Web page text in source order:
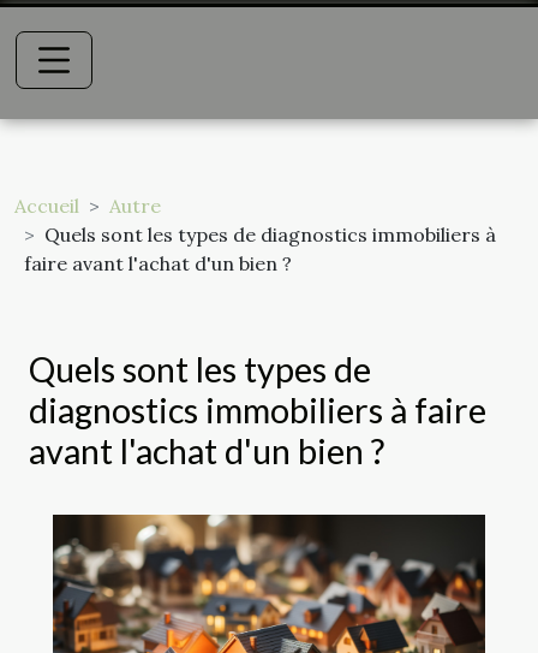
Accueil
Autre
Quels sont les types de diagnostics immobiliers à
faire avant l'achat d'un bien ?
Quels sont les types de
diagnostics immobiliers à faire
avant l'achat d'un bien ?